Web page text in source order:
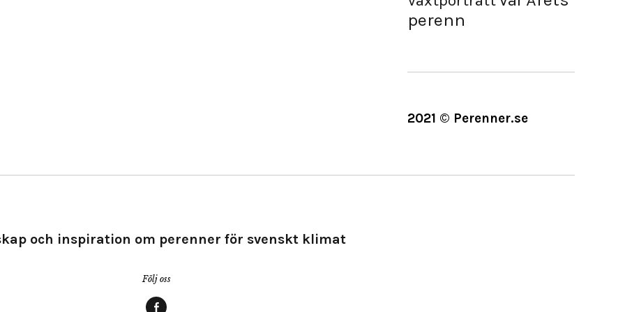
perenn
2021 © Perenner.se
och inspiration om perenner för svenskt klimat
Följ oss